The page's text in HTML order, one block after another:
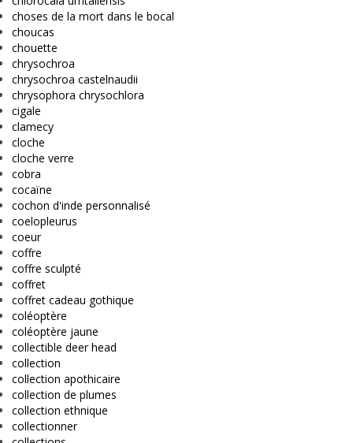
choses de la mort dans le bocal
choucas
chouette
chrysochroa
chrysochroa castelnaudii
chrysophora chrysochlora
cigale
clamecy
cloche
cloche verre
cobra
cocaïne
cochon d'inde personnalisé
coelopleurus
coeur
coffre
coffre sculpté
coffret
coffret cadeau gothique
coléoptère
coléoptère jaune
collectible deer head
collection
collection apothicaire
collection de plumes
collection ethnique
collectionner